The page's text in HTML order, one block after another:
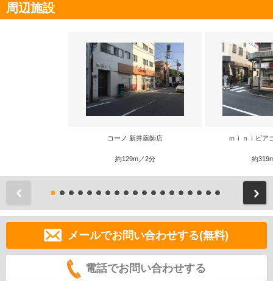
周辺施設
コーノ 新井薬師店
約129m／2分
ｍｉｎｉピア
約
メールでお問い合わせする(無料)
電話でお問い合わせする